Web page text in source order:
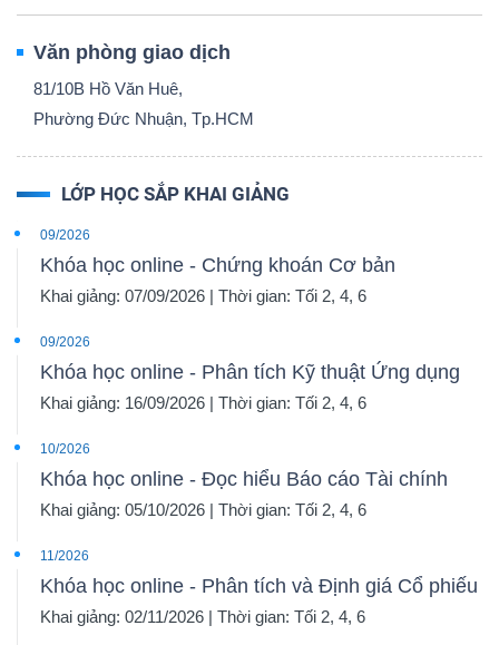
Văn phòng giao dịch
81/10B Hồ Văn Huê,
Phường Đức Nhuận, Tp.HCM
LỚP HỌC SẮP KHAI GIẢNG
09/2026
Khóa học online - Chứng khoán Cơ bản
Khai giảng: 07/09/2026 | Thời gian: Tối 2, 4, 6
09/2026
Khóa học online - Phân tích Kỹ thuật Ứng dụng
Khai giảng: 16/09/2026 | Thời gian: Tối 2, 4, 6
10/2026
Khóa học online - Đọc hiểu Báo cáo Tài chính
Khai giảng: 05/10/2026 | Thời gian: Tối 2, 4, 6
11/2026
Khóa học online - Phân tích và Định giá Cổ phiếu
Khai giảng: 02/11/2026 | Thời gian: Tối 2, 4, 6